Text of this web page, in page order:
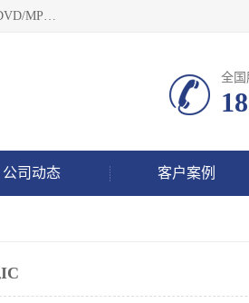
长期现金收购以下直插DIP,贴片SMD元器件:集成电路、二三极管、稳压管、 电解电容电阻电感、钽电容,可控硅、VCD/DVD/MP3激光头、红外发射接收、行管、 BGA芯片,霍尔元件、发光管、晶振,继电器,舌簧管舌簧继电器等各种电子元器件 , 量大量小不限!QQ9 联系电话谢先生 E-mail
全国
公司动态 客户案例